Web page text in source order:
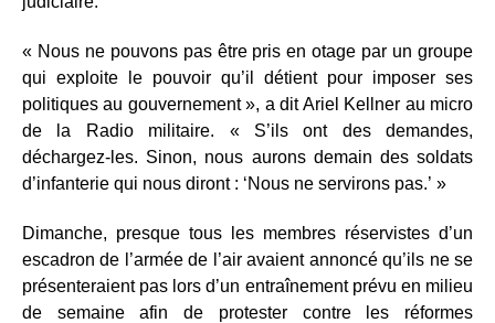
« Nous ne pouvons pas être pris en otage par un groupe
qui exploite le pouvoir qu’il détient pour imposer ses
politiques au gouvernement », a dit Ariel Kellner au micro
de la Radio militaire. « S’ils ont des demandes,
déchargez-les. Sinon, nous aurons demain des soldats
d’infanterie qui nous diront : ‘Nous ne servirons pas.’ »
Dimanche, presque tous les membres réservistes d’un
escadron de l’armée de l’air avaient annoncé qu’ils ne se
présenteraient pas lors d’un entraînement prévu en milieu
de semaine afin de protester contre les réformes